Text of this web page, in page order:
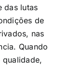
das lutas
de
nas
Quando